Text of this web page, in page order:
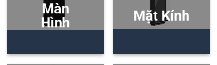
Màn
Hình
Mặt Kính